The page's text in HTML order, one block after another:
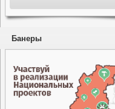
Банеры